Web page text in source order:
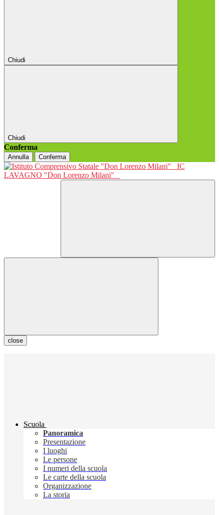
Chiudi
Chiudi
Conferma
Annulla Conferma
IC
LAVAGNO "Don Lorenzo Milani"
close
Scuola
Panoramica
Presentazione
I luoghi
Le persone
I numeri della scuola
Le carte della scuola
Organizzazione
La storia